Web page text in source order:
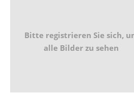
Bitte registrieren Sie sich,
alle Bilder zu sehen